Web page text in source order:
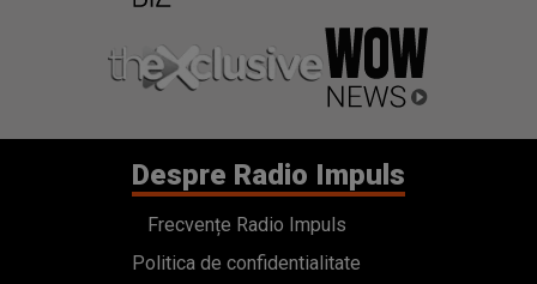
Despre Radio Impuls
Frecvențe Radio Impuls
Politica de confidentialitate